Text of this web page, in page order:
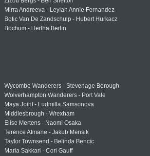
Mirra Andreeva - Leylah Annie Fernandez
Botic Van De Zandschulp - Hubert Hurkacz
Bochum - Hertha Berlin
Wycombe Wanderers - Stevenage Borough
Wolverhampton Wanderers - Port Vale
Maya Joint - Ludmilla Samsonova
Middlesbrough - Wrexham
Elise Mertens - Naomi Osaka
Terence Atmane - Jakub Mensik
Taylor Townsend - Belinda Bencic
Maria Sakkari - Cori Gauff